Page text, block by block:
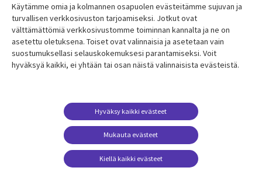
Resurssikeskus
Library
FINLAND
Asiakastarinat
Lisätietoa
Legal
Tietosuoja
Käyttöehdot
Yhteystiedot
Evästeasetuksesi
Media
FINLAND
Käytämme omia ja kolmannen osapuolen evästeitämme sujuvan ja
turvallisen verkkosivuston tarjoamiseksi. Jotkut ovat
välttämättömiä verkkosivustomme toiminnan kannalta ja ne on
asetettu oletuksena. Toiset ovat valinnaisia ​​ja asetetaan vain
suostumuksellasi selauskokemuksesi parantamiseksi. Voit
hyväksyä kaikki, ei yhtään tai osan näistä valinnaisista evästeistä.
Mukauta evästeet
Hyväksy kaikki evästeet
Kiellä kaikki evästeet